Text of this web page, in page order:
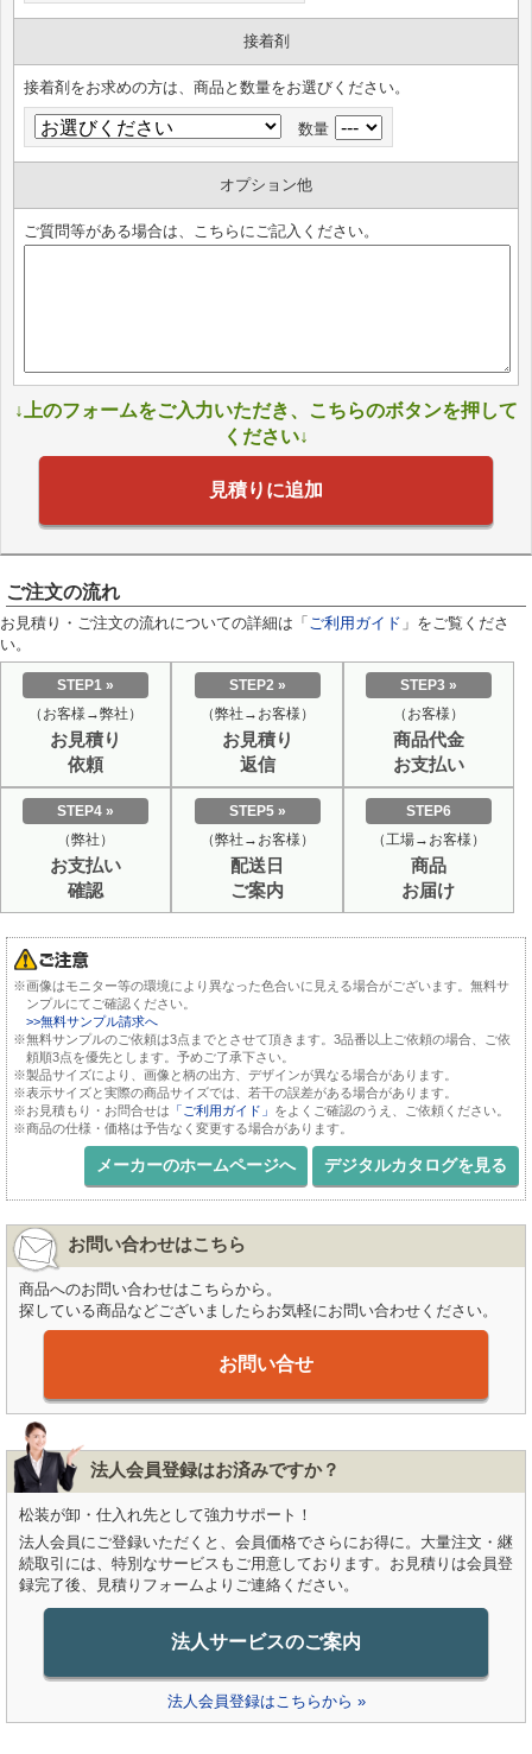
接着剤
接着剤をお求めの方は、商品と数量をお選びください。
数量
オプション他
ご質問等がある場合は、こちらにご記入ください。
↓上のフォームをご入力いただき、こちらのボタンを押して
ください↓
見積りに追加
ご注文の流れ
お見積り・ご注文の流れについての詳細は「 ご利用ガイド 」をご覧くださ
い。
STEP1 »
（お客様→弊社）
お見積り
依頼
STEP2 »
（弊社→お客様）
お見積り
返信
STEP3 »
（お客様）
商品代金
お支払い
STEP4 »
（弊社）
お支払い
確認
STEP5 »
（弊社→お客様）
配送日
ご案内
STEP6
（工場→お客様）
商品
お届け
※画像はモニター等の環境により異なった色合いに見える場合がございます。無料サ
ンプルにてご確認ください。
>>無料サンプル請求へ
※無料サンプルのご依頼は3点までとさせて頂きます。3品番以上ご依頼の場合、ご依
頼順3点を優先とします。予めご了承下さい。
※製品サイズにより、画像と柄の出方、デザインが異なる場合があります。
※表示サイズと実際の商品サイズでは、若干の誤差がある場合があります。
※お見積もり・お問合せは 「ご利用ガイド」 をよくご確認のうえ、ご依頼ください。
※商品の仕様・価格は予告なく変更する場合があります。
メーカーのホームページへ デジタルカタログを見る
お問い合わせはこちら
商品へのお問い合わせはこちらから。
探している商品などございましたらお気軽にお問い合わせください。
お問い合せ
法人会員登録はお済みですか？
松装が卸・仕入れ先として強力サポート！
法人会員にご登録いただくと、会員価格でさらにお得に。大量注文・継
続取引には、特別なサービスもご用意しております。お見積りは会員登
録完了後、見積りフォームよりご連絡ください。
法人サービスのご案内
法人会員登録はこちらから »